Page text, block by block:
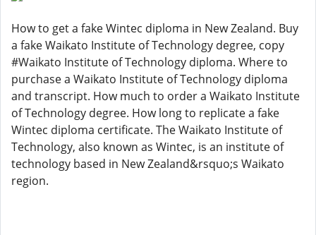
How to get a fake Wintec diploma in New Zealand. Buy
a fake Waikato Institute of Technology degree, copy
#Waikato Institute of Technology diploma. Where to
purchase a Waikato Institute of Technology diploma
and transcript. How much to order a Waikato Institute
of Technology degree. How long to replicate a fake
Wintec diploma certificate. The Waikato Institute of
Technology, also known as Wintec, is an institute of
technology based in New Zealand&rsquo;s Waikato
region.